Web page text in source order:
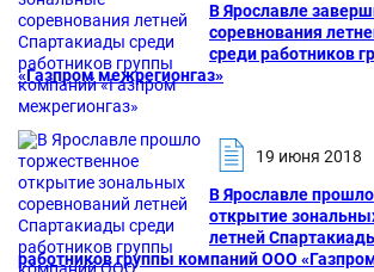
В Ярославле
соревнования
среди работников
«Газпром межрегионгаз»
19 июня 2018
В Ярославле
открытие
летней
работников группы компаний ООО